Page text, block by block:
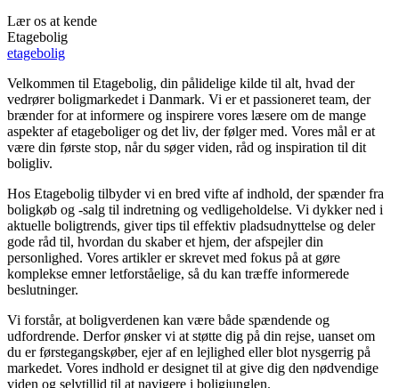
Lær os at kende
Etagebolig
etagebolig
Velkommen til Etagebolig, din pålidelige kilde til alt, hvad der
vedrører boligmarkedet i Danmark. Vi er et passioneret team, der
brænder for at informere og inspirere vores læsere om de mange
aspekter af etageboliger og det liv, der følger med. Vores mål er at
være din første stop, når du søger viden, råd og inspiration til dit
boligliv.
Hos Etagebolig tilbyder vi en bred vifte af indhold, der spænder fra
boligkøb og -salg til indretning og vedligeholdelse. Vi dykker ned i
aktuelle boligtrends, giver tips til effektiv pladsudnyttelse og deler
gode råd til, hvordan du skaber et hjem, der afspejler din
personlighed. Vores artikler er skrevet med fokus på at gøre
komplekse emner letforståelige, så du kan træffe informerede
beslutninger.
Vi forstår, at boligverdenen kan være både spændende og
udfordrende. Derfor ønsker vi at støtte dig på din rejse, uanset om
du er førstegangskøber, ejer af en lejlighed eller blot nysgerrig på
markedet. Vores indhold er designet til at give dig den nødvendige
viden og selvtillid til at navigere i boligjunglen.